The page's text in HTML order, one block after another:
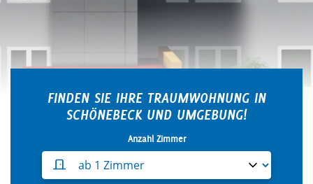
FINDEN SIE IHRE TRAUMWOHNUNG IN
SCHÖNEBECK UND UMGEBUNG!
Anzahl Zimmer